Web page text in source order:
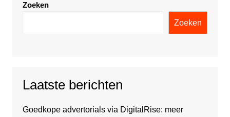
Zoeken
Zoeken
Laatste berichten
Goedkope advertorials via DigitalRise: meer